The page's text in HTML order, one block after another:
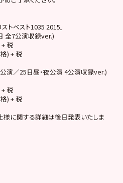
トベスト1035 2015」
全7公演収録ver.)
税
) + 税
演／25日昼・夜公演 4公演収録ver.)
税
) + 税
に関する詳細は後日発表いたしま